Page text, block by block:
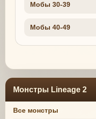
Мобы 30-39
Мобы 40-49
Монстры Lineage 2
Все монстры